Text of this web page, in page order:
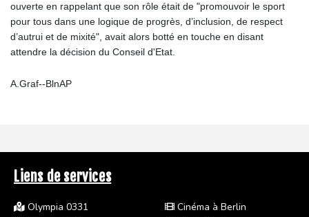
ouverte en rappelant que son rôle était de "promouvoir le sport
pour tous dans une logique de progrès, d’inclusion, de respect
d’autrui et de mixité", avait alors botté en touche en disant
attendre la décision du Conseil d'Etat.
A.Graf--BlnAP
Liens de services
Olympia 0331
Cinéma à Berlin